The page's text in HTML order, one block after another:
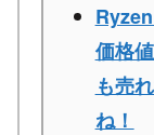
価格
も売
ね！